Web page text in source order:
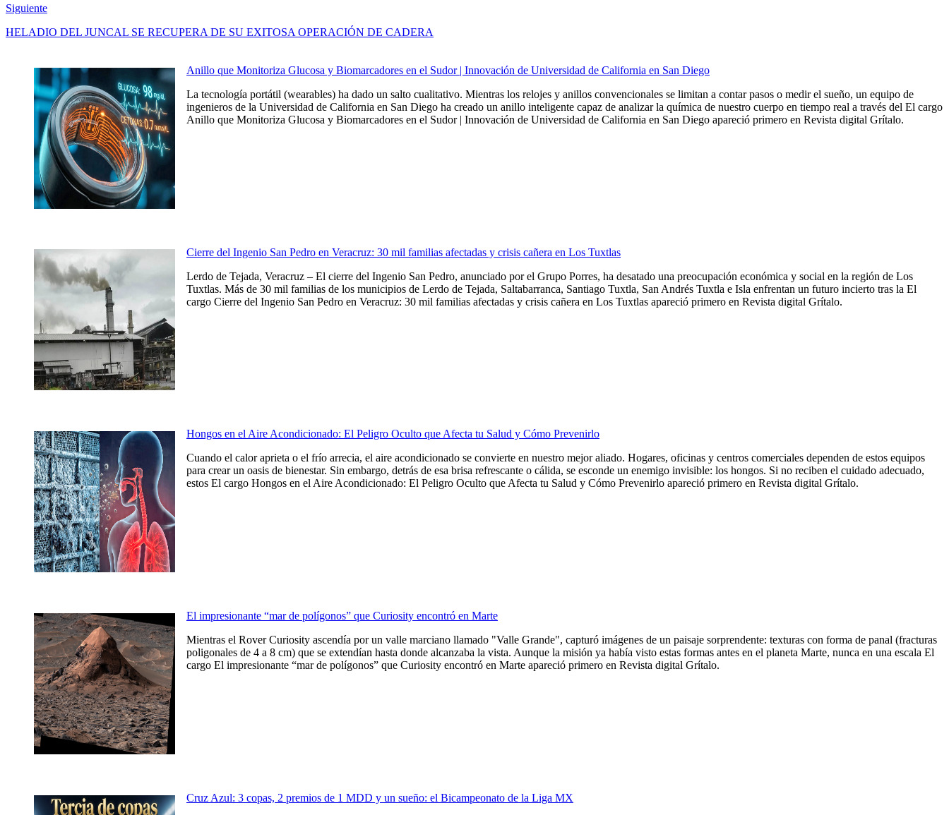
Siguiente
HELADIO DEL JUNCAL SE RECUPERA DE SU EXITOSA OPERACIÓN DE CADERA
Anillo que Monitoriza Glucosa y Biomarcadores en el Sudor | Innovación de Universidad de California en San Diego
La tecnología portátil (wearables) ha dado un salto cualitativo. Mientras los relojes y anillos convencionales se limitan a contar pasos o medir el sueño, un equipo de
ingenieros de la Universidad de California en San Diego ha creado un anillo inteligente capaz de analizar la química de nuestro cuerpo en tiempo real a través del El cargo
Anillo que Monitoriza Glucosa y Biomarcadores en el Sudor | Innovación de Universidad de California en San Diego apareció primero en Revista digital Grítalo.
Cierre del Ingenio San Pedro en Veracruz: 30 mil familias afectadas y crisis cañera en Los Tuxtlas
Lerdo de Tejada, Veracruz – El cierre del Ingenio San Pedro, anunciado por el Grupo Porres, ha desatado una preocupación económica y social en la región de Los
Tuxtlas. Más de 30 mil familias de los municipios de Lerdo de Tejada, Saltabarranca, Santiago Tuxtla, San Andrés Tuxtla e Isla enfrentan un futuro incierto tras la El
cargo Cierre del Ingenio San Pedro en Veracruz: 30 mil familias afectadas y crisis cañera en Los Tuxtlas apareció primero en Revista digital Grítalo.
Hongos en el Aire Acondicionado: El Peligro Oculto que Afecta tu Salud y Cómo Prevenirlo
Cuando el calor aprieta o el frío arrecia, el aire acondicionado se convierte en nuestro mejor aliado. Hogares, oficinas y centros comerciales dependen de estos equipos
para crear un oasis de bienestar. Sin embargo, detrás de esa brisa refrescante o cálida, se esconde un enemigo invisible: los hongos. Si no reciben el cuidado adecuado,
estos El cargo Hongos en el Aire Acondicionado: El Peligro Oculto que Afecta tu Salud y Cómo Prevenirlo apareció primero en Revista digital Grítalo.
El impresionante “mar de polígonos” que Curiosity encontró en Marte
Mientras el Rover Curiosity ascendía por un valle marciano llamado "Valle Grande", capturó imágenes de un paisaje sorprendente: texturas con forma de panal (fracturas
poligonales de 4 a 8 cm) que se extendían hasta donde alcanzaba la vista. Aunque la misión ya había visto estas formas antes en el planeta Marte, nunca en una escala El
cargo El impresionante “mar de polígonos” que Curiosity encontró en Marte apareció primero en Revista digital Grítalo.
Cruz Azul: 3 copas, 2 premios de 1 MDD y un sueño: el Bicampeonato de la Liga MX